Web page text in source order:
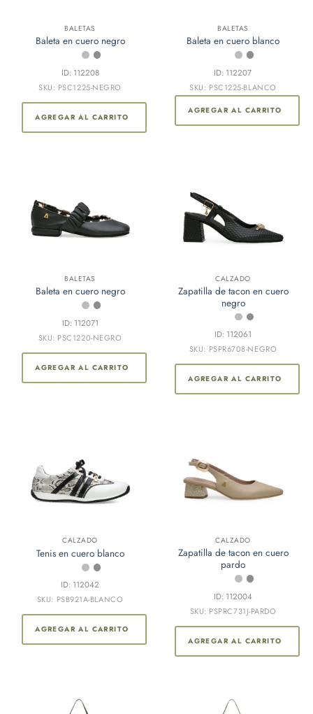
BALETAS
Baleta en cuero negro
ID: 112208
SKU: PSC1225-NEGRO
AGREGAR AL CARRITO
BALETAS
Baleta en cuero blanco
ID: 112207
SKU: PSC1225-BLANCO
AGREGAR AL CARRITO
producto
variantes.
opciones
página
de
producto
BALETAS
Baleta en cuero negro
ID: 112071
SKU: PSC1220-NEGRO
AGREGAR AL CARRITO
CALZADO
Zapatilla de tacon en cuero
negro
ID: 112061
SKU: PSPR6708-NEGRO
AGREGAR AL CARRITO
CALZADO
Tenis en cuero blanco
ID: 112042
SKU: PSB921A-BLANCO
AGREGAR AL CARRITO
CALZADO
Zapatilla de tacon en cuero
pardo
ID: 112004
SKU: PSPRC731J-PARDO
AGREGAR AL CARRITO